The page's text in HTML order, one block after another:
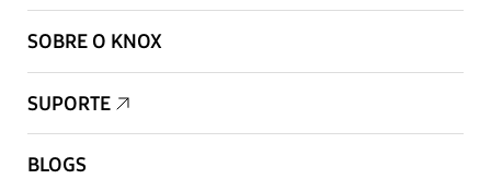
SOBRE O KNOX
SUPORTE
BLOGS